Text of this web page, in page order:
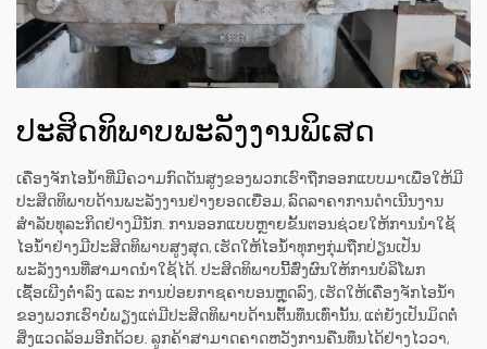
ປະສິດທິພາບພະລັງງານພິເສດ
ເຄື່ອງຈັກໄອນ້ຳທີ່ມີຄວາມກົດດັນສູງຂອງພວກເຮົາຖືກອອກແບບມາເພື່ອໃຫ້ມີ
ປະສິດທິພາບດ້ານພະລັງງານຢ່າງຍອດເຍື່ອມ, ລົດລາຄາການດຳເນີນງານ
ສຳລັບທຸລະກິດຢ່າງມີນັກ. ການອອກແບບຫຼາຍຂັ້ນຕອນຊ່ວຍໃຫ້ການນຳໃຊ້
ໄອນ້ຳຢ່າງມີປະສິດທິພາບສູງສຸດ, ເຮັດໃຫ້ໄອນ້ຳທຸກໆກຸ່ມຖືກປ່ຽນເປັນ
ພະລັງງານທີ່ສາມາດນຳໃຊ້ໄດ້. ປະສິດທິພາບນີ້ສົ່ງຜົນໃຫ້ການບໍລິໂພກ
ເຊື້ອເພີງຕ່ຳລົງ ແລະ ການປ່ອຍກາຊຄາບອນຫຼຸດລົງ, ເຮັດໃຫ້ເຄື່ອງຈັກໄອນ້ຳ
ຂອງພວກເຮົາບໍ່ພຽງແຕ່ມີປະສິດທິພາບດ້ານຕົ້ນທຶນເທົ່ານັ້ນ, ແຕ່ຍັງເປັນມິດຕໍ່
ສິ່ງແວດລ້ອມອີກດ້ວຍ. ລູກຄ້າສາມາດຄາດຫວັງການຄືນທຶນໄດ້ຢ່າງໄວວາ,